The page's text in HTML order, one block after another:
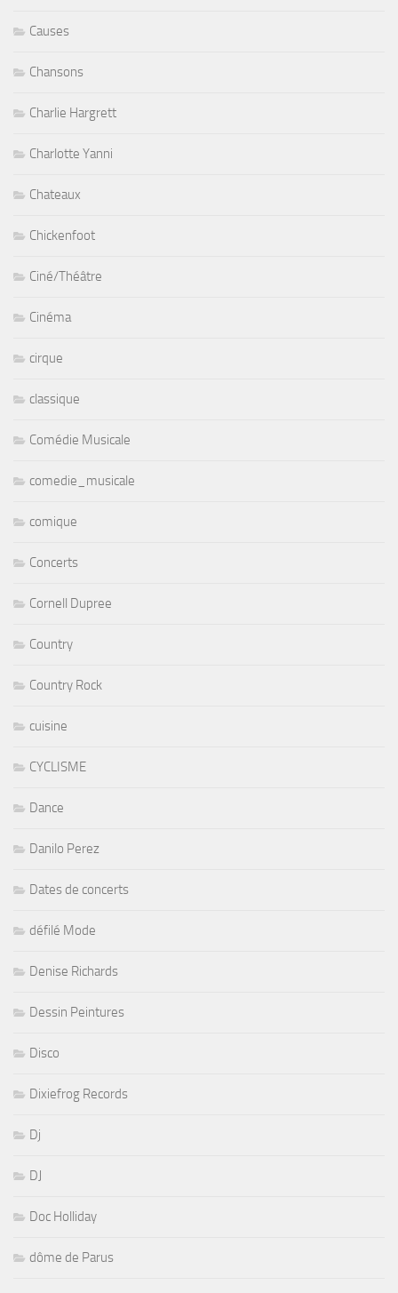
Causes
Chansons
Charlie Hargrett
Charlotte Yanni
Chateaux
Chickenfoot
Ciné/Théâtre
Cinéma
cirque
classique
Comédie Musicale
comedie_musicale
comique
Concerts
Cornell Dupree
Country
Country Rock
cuisine
CYCLISME
Dance
Danilo Perez
Dates de concerts
défilé Mode
Denise Richards
Dessin Peintures
Disco
Dixiefrog Records
Dj
DJ
Doc Holliday
dôme de Parus